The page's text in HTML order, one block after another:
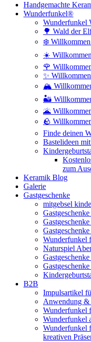
Handgemachte
Wunderfunkel®
Wunderfunkel
🌳 Wald der
❄️
☀️
🌹
✨
🏔️
🏜️
🌋
🪨
Finde deinen
Bastelideen
zum
Keramik Blog
Galerie
Gastgeschenke
mitgebsel
Wunderfunkel
Naturspiel
B2B
Impulsartikel
Anwendung &
Wunderfunkel
Wunderfunkel
Wunderfunkel
kreativen